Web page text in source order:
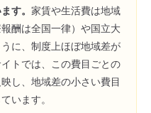
す。 家賃や生活費は地域
酬は全国一律）や国立大
に、制度上ほぼ地域差が
トでは、この費目ごとの
し、地域差の小さい費目
います。